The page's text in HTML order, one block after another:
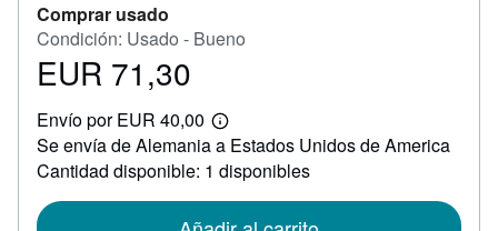
Comprar usado
Condición: Usado - Bueno
Precio
71,30
EUR 71,30
Envío por EUR 40,00
Más
información
sobre
las
envío
Se envía de Alemania a Estados Unidos de America
Cantidad disponible: 1 disponibles